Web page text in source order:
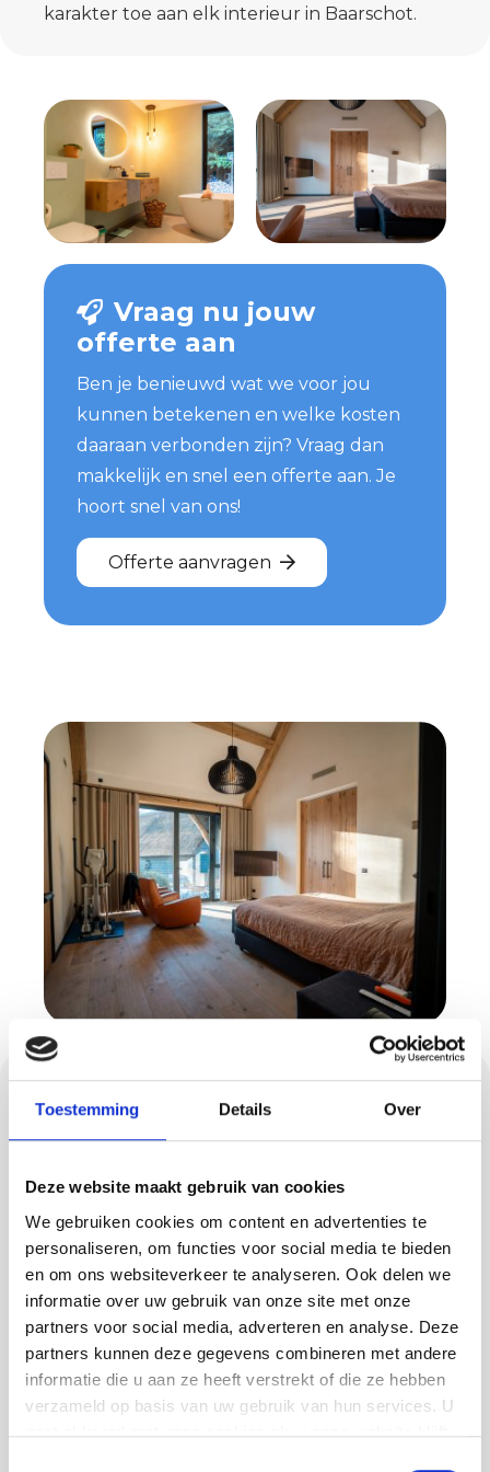
Toestemming Details Over
Deze website maakt gebruik van cookies
We gebruiken cookies om content en advertenties te
personaliseren, om functies voor social media te bieden
en om ons websiteverkeer te analyseren. Ook delen we
informatie over uw gebruik van onze site met onze
partners voor social media, adverteren en analyse. Deze
partners kunnen deze gegevens combineren met andere
informatie die u aan ze heeft verstrekt of die ze hebben
verzameld op basis van uw gebruik van hun services. U
gaat akkoord met onze cookies als u onze website blijft
karakter toe aan elk interieur in Baarschot.
Vraag nu jouw
offerte aan
Ben je benieuwd wat we voor jou
kunnen betekenen en welke kosten
daaraan verbonden zijn? Vraag dan
makkelijk en snel een offerte aan. Je
hoort snel van ons!
Offerte aanvragen
Gietvloeren in
Baarschot
Een gietvloer combineert strak design met
gebruiksgemak, en dat maakt het populair bij
bewoners en bedrijven in Baarschot.
Methorst Afbouw levert verschillende
soorten gietvloeren, afgestemd op jouw
ruimte en stijl: